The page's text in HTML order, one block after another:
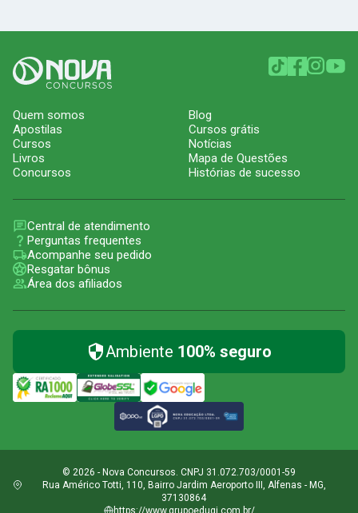
Quem somos
Apostilas
Cursos
Livros
Concursos
Blog
Cursos grátis
Notícias
Mapa de Questões
Histórias de sucesso
Central de atendimento
Perguntas frequentes
Acompanhe seu pedido
Resgatar bônus
Área dos afiliados
Ambiente 100% seguro
© 2026 - Nova Concursos. CNPJ 31.072.703/0001-59
Rua Américo Totti, 110, Bairro Jardim Aeroporto III, Alfenas - MG,
37130864
https://www.grupoeduqi.com.br/